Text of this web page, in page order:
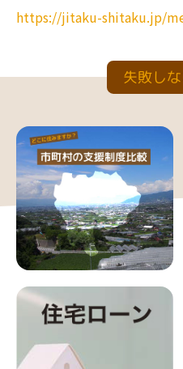
https://jitaku-shitaku.jp/
失敗し